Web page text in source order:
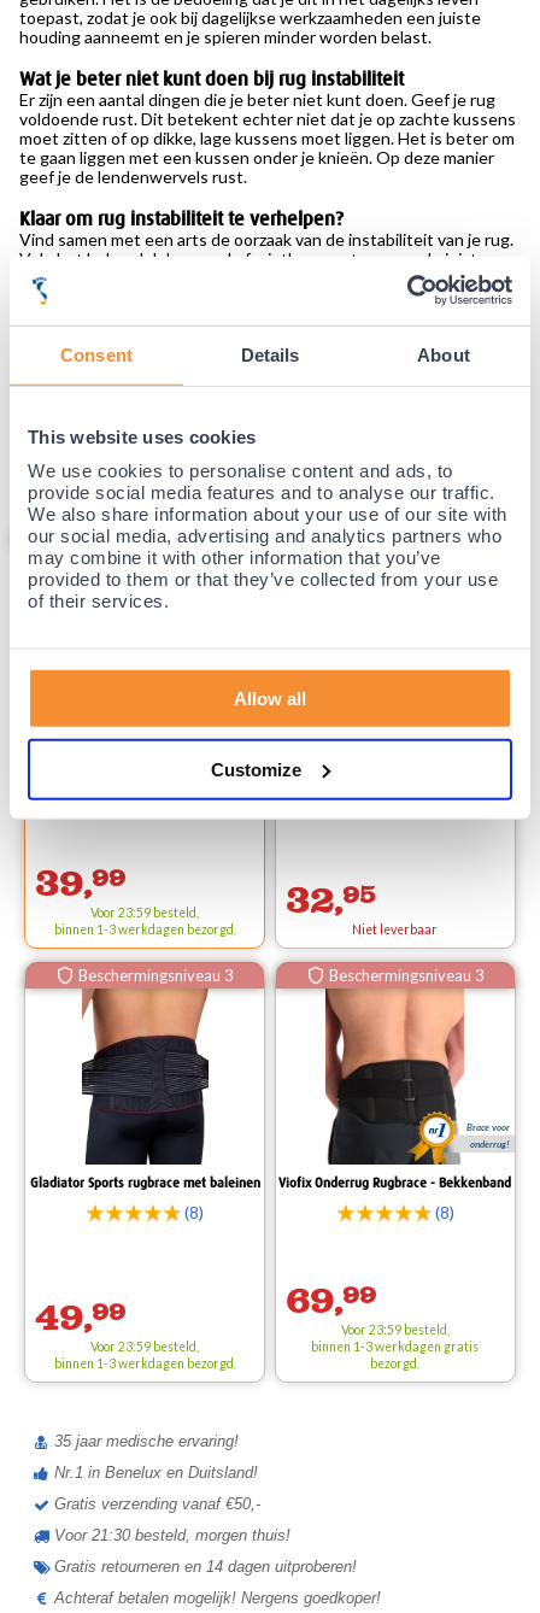
Consent Details About
This website uses cookies
We use cookies to personalise content and ads, to
provide social media features and to analyse our traffic.
We also share information about your use of our site with
our social media, advertising and analytics partners who
may combine it with other information that you’ve
provided to them or that they’ve collected from your use
of their services.
Allow all
Customize
toepast, zodat je ook bij dagelijkse werkzaamheden een juiste
houding aanneemt en je spieren minder worden belast.
Wat je beter niet kunt doen bij rug instabiliteit
Er zijn een aantal dingen die je beter niet kunt doen. Geef je rug
voldoende rust. Dit betekent echter niet dat je op zachte kussens
moet zitten of op dikke, lage kussens moet liggen. Het is beter om
te gaan liggen met een kussen onder je knieën. Op deze manier
geef je de lendenwervels rust.
Klaar om rug instabiliteit te verhelpen?
Vind samen met een arts de oorzaak van de instabiliteit van je rug.
Volg het behandelplan van de fysiotherapeut en voer de juiste
oefeningen uit. Gebruik hulpmiddelen zoals een brace om de
onderrug te ondersteunen. Weet je niet welke brace geschikt is?
heb je een andere vraag? Neemcontactop met ons team van
Aanbevolen producten
Beste Prijs /
verhouding!
39,99
Voor 23:59 besteld,
binnen 1-3 werkdagen bezorgd.
Beschermingsniveau 3
32,95
Niet leverbaar
Beschermingsniveau 3
Gladiator Sports rugbrace met baleinen
(8)
49,99
Voor 23:59 besteld,
binnen 1-3 werkdagen bezorgd.
Beschermingsniveau 3
Brace voor
onderrug!
Viofix Onderrug Rugbrace - Bekkenband
(8)
69,99
Voor 23:59 besteld,
binnen 1-3 werkdagen gratis
bezorgd.
35 jaar medische ervaring!
Nr.1 in Benelux en Duitsland!
Gratis verzending vanaf €50,-
Voor 21:30 besteld, morgen thuis!
Gratis retourneren en 14 dagen uitproberen!
Achteraf betalen mogelijk! Nergens goedkoper!